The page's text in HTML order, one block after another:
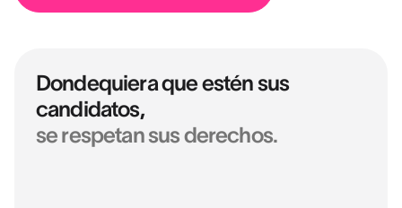
Dondequiera que estén sus
candidatos,
se respetan sus derechos.